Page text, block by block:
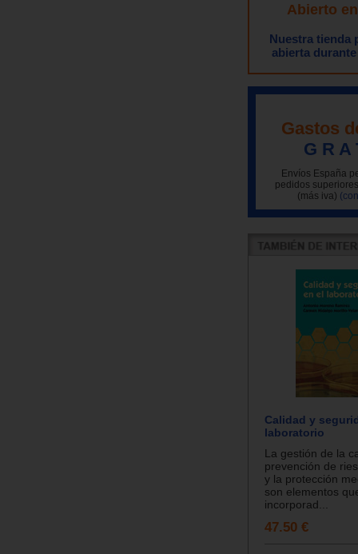
Abierto
Nuestra tienda
abierta
Gastos
G R A
Envíos España
pedidos
(más iva)
Calidad y
laboratorio
La gestión de la
prevención de
y la protección
son elementos
incorporad...
47.50 €